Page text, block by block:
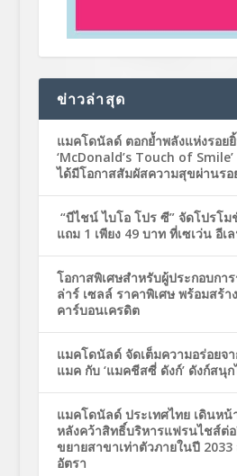
ข่าวล่าสุด
แมคโดนัลด์ ตอกย้ำพลังแห่งรอย
‘McDonald’s Touch of
ได้มีโอกาสสัมผัสความสุขผ่านรอ
“บีไชน์ ไบโอ โปร ซี” จัดโปรโ
แถม 1 เพียง 49 บาท ที่เซเว่น อีเ
โอกาสพิเศษสำหรับผู้ประกอบกา
ล่าร์ เซลล์ ราคาพิเศษ พร้อมสร้า
คาร์บอนเครดิต
แมคโดนัลด์ จัดเต็มความอร่อยจ
แมค กับ ‘แมคชีสซี่ ดังก์’ ดังก์สนุ
แมคโดนัลด์ ประเทศไทย เดินหน้
หลังคว้าสิทธิ์บริหารแฟรนไชส์ต่
ขยายสาขาเท่าตัวภายในปี 2033
อัตรา